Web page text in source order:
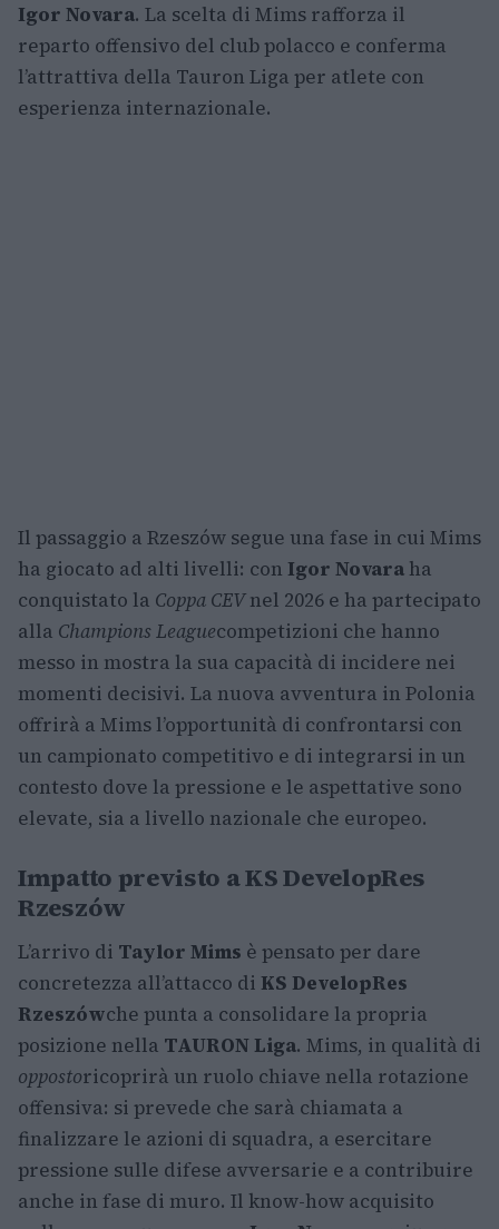
Igor Novara. La scelta di Mims rafforza il
reparto offensivo del club polacco e conferma
l’attrattiva della Tauron Liga per atlete con
esperienza internazionale.
Il passaggio a Rzeszów segue una fase in cui Mims
ha giocato ad alti livelli: con Igor Novara ha
conquistato la Coppa CEVnel 2026 e ha partecipato
alla Champions Leaguecompetizioni che hanno
messo in mostra la sua capacità di incidere nei
momenti decisivi. La nuova avventura in Polonia
offrirà a Mims l’opportunità di confrontarsi con
un campionato competitivo e di integrarsi in un
contesto dove la pressione e le aspettative sono
elevate, sia a livello nazionale che europeo.
Impatto previsto a KS DevelopRes
Rzeszów
L’arrivo di Taylor Mims è pensato per dare
concretezza all’attacco di KS DevelopRes
Rzeszówche punta a consolidare la propria
posizione nella TAURON Liga. Mims, in qualità di
oppostoricoprirà un ruolo chiave nella rotazione
offensiva: si prevede che sarà chiamata a
finalizzare le azioni di squadra, a esercitare
pressione sulle difese avversarie e a contribuire
anche in fase di muro. Il know-how acquisito